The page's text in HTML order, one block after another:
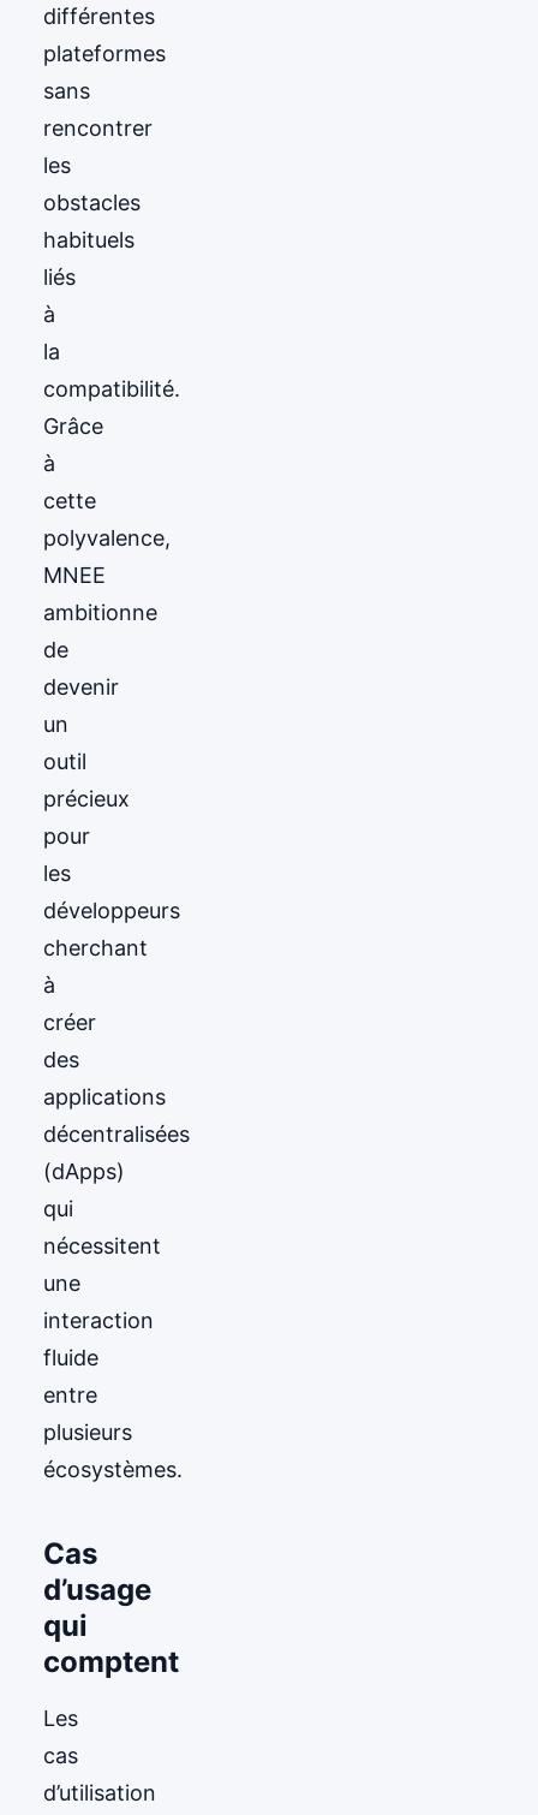
différentes
plateformes
sans
rencontrer
les
obstacles
habituels
liés
à
la
compatibilité.
Grâce
à
cette
polyvalence,
MNEE
ambitionne
de
devenir
un
outil
précieux
pour
les
développeurs
cherchant
à
créer
des
applications
décentralisées
(dApps)
qui
nécessitent
une
interaction
fluide
entre
plusieurs
écosystèmes.
Cas
d’usage
qui
comptent
Les
cas
d’utilisation